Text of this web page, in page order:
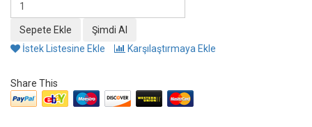
İstek Listesine Ekle Karşılaştırmaya Ekle
Share This